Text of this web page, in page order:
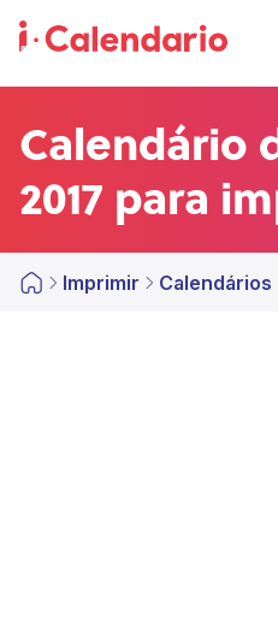
Calendário
2017 para
Imprimir Calendários